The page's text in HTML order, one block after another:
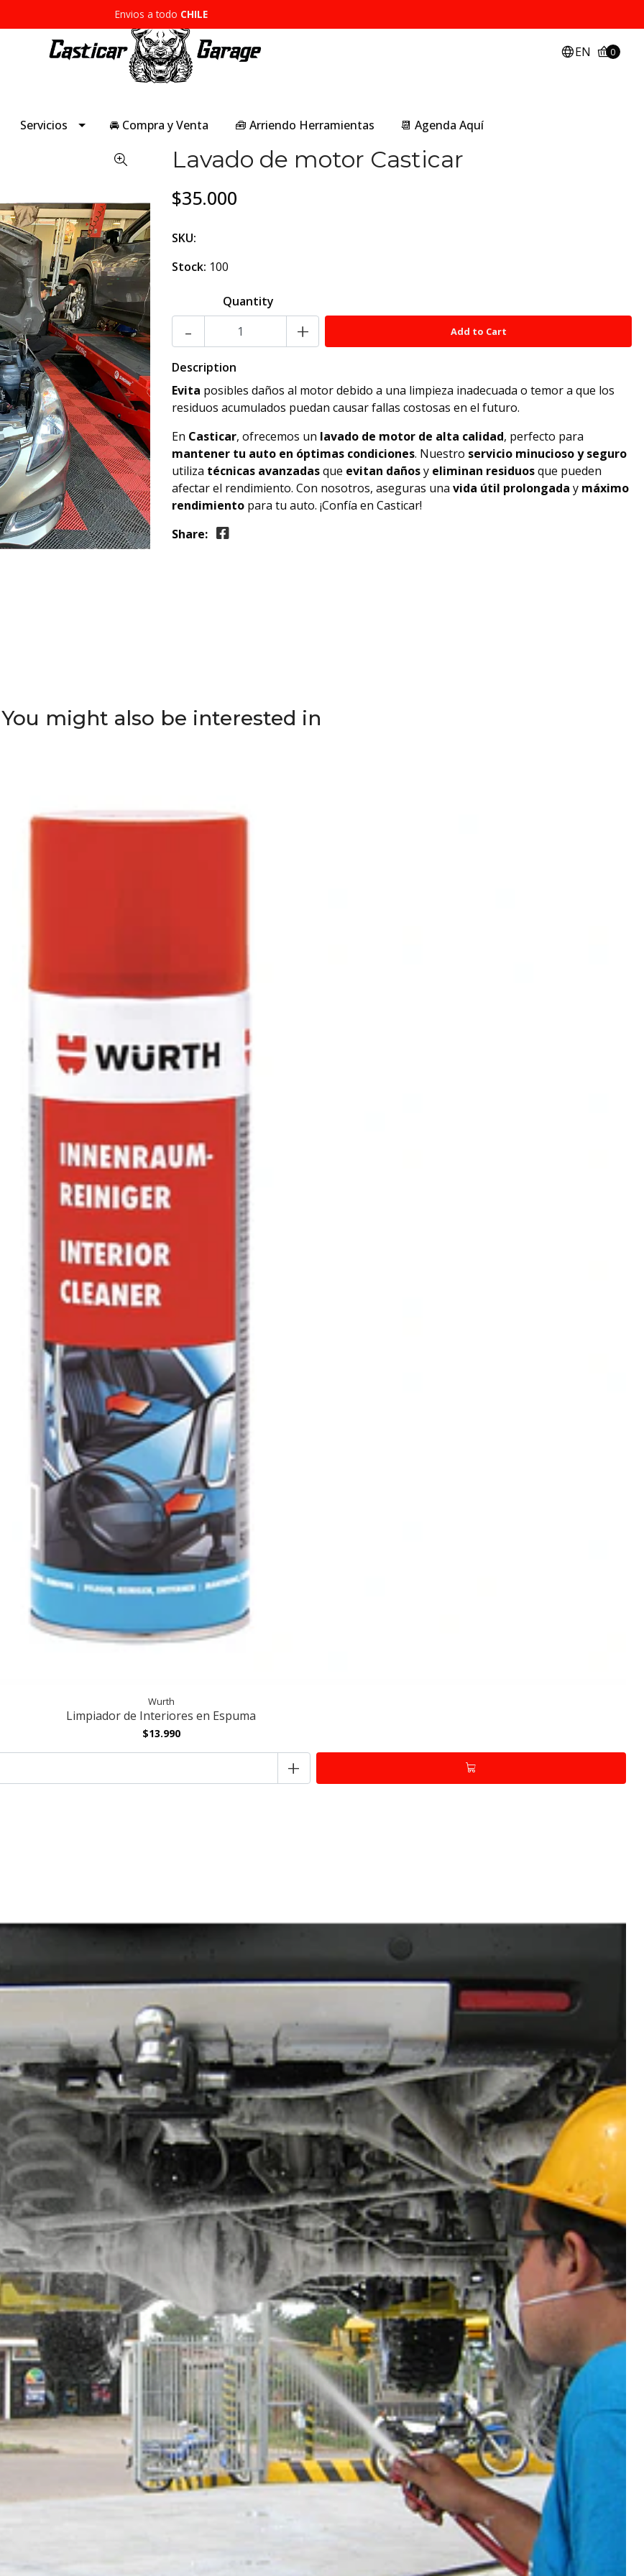
Envios a todo CHILE
EN 0
Servicios 🚘 Compra y Venta 🧰 Arriendo Herramientas 📆 Agenda Aquí
Lavado de motor Casticar
$35.000
SKU:
Stock: 100
Quantity
- +
Description
Evita posibles daños al motor debido a una limpieza inadecuada o temor a que los
residuos acumulados puedan causar fallas costosas en el futuro.
En Casticar, ofrecemos un lavado de motor de alta calidad, perfecto para
mantener tu auto en óptimas condiciones. Nuestro servicio minucioso y seguro
utiliza técnicas avanzadasque evitan dañosy eliminan residuosque pueden
afectar el rendimiento. Con nosotros, aseguras una vida útil prolongada y máximo
rendimiento para tu auto. ¡Confía en Casticar!
Share:
You might also be interested in
Wurth
Limpiador de Interiores en Espuma
$13.990
+